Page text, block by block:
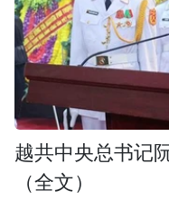
越共中央总书记
（全文）